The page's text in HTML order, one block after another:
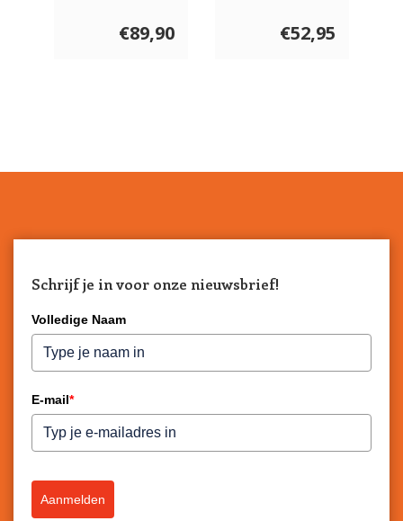
€89,90 €52,95
Schrijf je in voor onze nieuwsbrief!
Volledige Naam
E-mail*
Aanmelden